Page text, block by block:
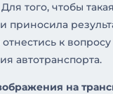
того, чтобы
приносила
к вопросу
автотранспорта.
на